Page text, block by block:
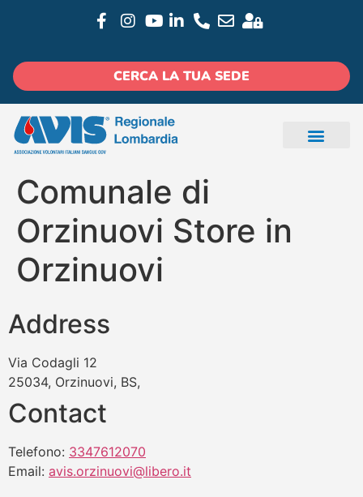
CERCA LA TUA SEDE
Comunale di
Orzinuovi Store in
Orzinuovi
Address
Via Codagli 12
25034, Orzinuovi, BS,
Contact
Telefono: 3347612070
Email: avis.orzinuovi@libero.it